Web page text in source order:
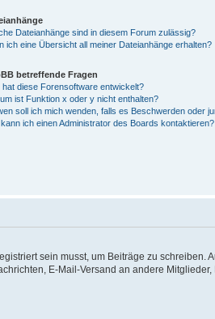
Dateianhänge sind in diesem Forum zulässig?
ich eine Übersicht all meiner Dateianhänge erhalten?
betreffende Fragen
hat diese Forensoftware entwickelt?
ist Funktion x oder y nicht enthalten?
soll ich mich wenden, falls es Beschwerden oder
kann ich einen Administrator des Boards kontaktieren?
sein musst, um Beiträge zu schreiben.
E-Mail-Versand an andere